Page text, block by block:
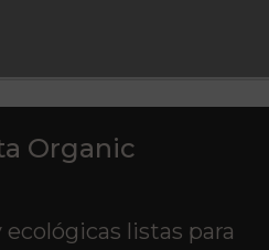
Organic
ecológicas listas para